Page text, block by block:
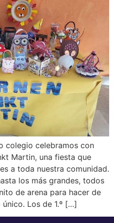
colegio celebramos con
Martin, una fiesta que
a toda nuestra comunidad.
los más grandes, todos
de arena para hacer de
Los de 1.º […]